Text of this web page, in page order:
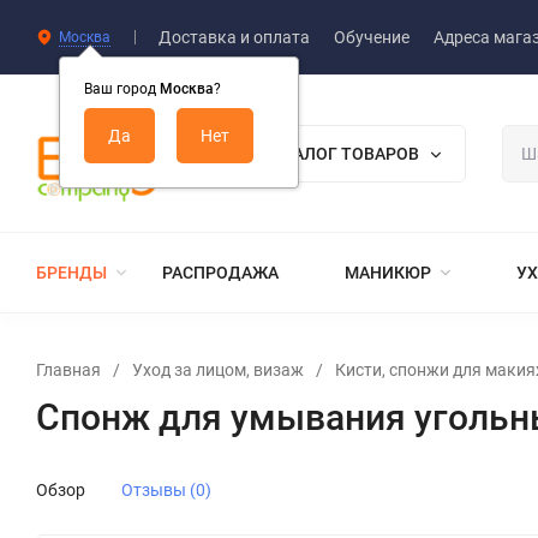
Москва
Ваш город Москва?
Доставка и оплата Обучение Адреса
КАТАЛОГ ТОВАРОВ
БРЕНДЫ РАСПРОДАЖА МАНИКЮР
Главная / Уход за лицом, визаж / Кисти, спонжи для
Спонж для умывания
Обзор Отзывы (0)